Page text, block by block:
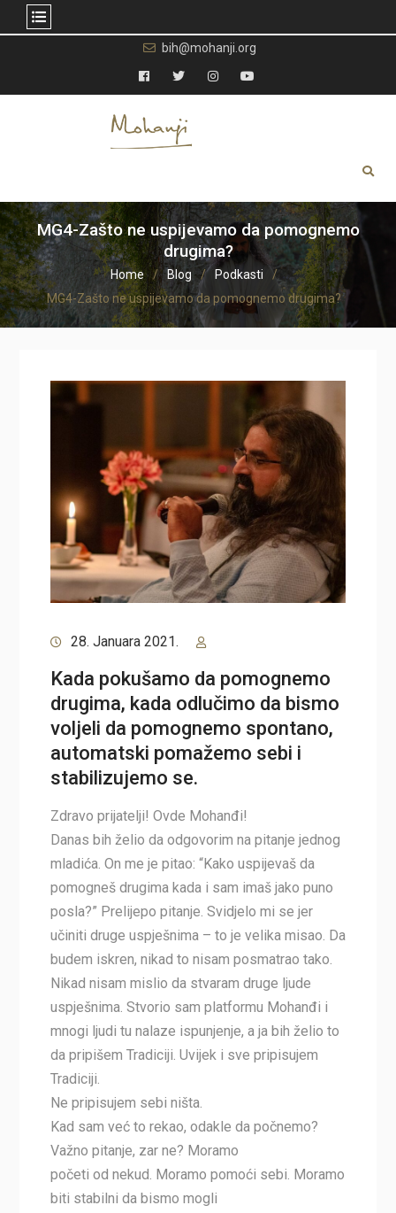
content
bih@mohanji.org
Facebook
TwitterInstagramYouTube
MG4-Zašto ne uspijevamo da pomognemo
drugima?
Home Blog
Podkasti
MG4-Zašto ne uspijevamo da pomognemo drugima?
28. Januara 2021.
Kada pokušamo da pomognemo
drugima, kada odlučimo da bismo
voljeli da pomognemo spontano,
automatski pomažemo sebi i
stabilizujemo se.
Zdravo prijatelji! Ovde Mohanđi!
Danas bih želio da odgovorim na pitanje jednog
mladića. On me je pitao: “Kako uspijevaš da
pomogneš drugima kada i sam imaš jako puno
posla?” Prelijepo pitanje. Svidjelo mi se jer
učiniti druge uspješnima – to je velika misao. Da
budem iskren, nikad to nisam posmatrao tako.
Nikad nisam mislio da stvaram druge ljude
uspješnima. Stvorio sam platformu Mohanđi i
mnogi ljudi tu nalaze ispunjenje, a ja bih želio to
da pripišem Tradiciji. Uvijek i sve pripisujem
Tradiciji.
Ne pripisujem sebi ništa.
Kad sam već to rekao, odakle da počnemo?
Važno pitanje, zar ne? Moramo
početi od nekud. Moramo pomoći sebi. Moramo
biti stabilni da bismo mogli